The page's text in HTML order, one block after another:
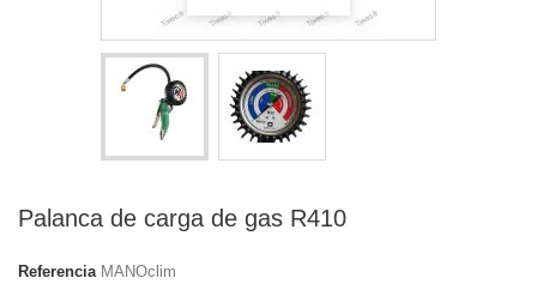
Palanca de carga de gas R410
Referencia MANOclim